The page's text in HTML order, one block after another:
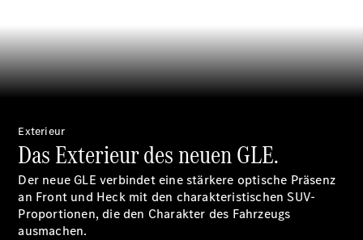
Reifen
Wartung,
Reparatur
&
Exterieur
Das Exterieur des neuen GLE.
Der neue GLE verbindet eine stärkere optische Präsenz
an Front und Heck mit den charakteristischen SUV-
Proportionen, die den Charakter des Fahrzeugs
ausmachen.